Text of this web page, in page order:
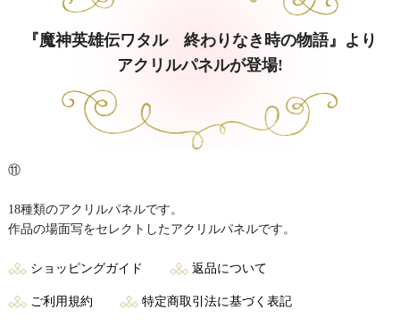
『魔神英雄伝ワタル 終わりなき時の物語』より
アクリルパネルが登場!
⑪
18種類のアクリルパネルです。
作品の場面写をセレクトしたアクリルパネルです。
ショッピングガイド 返品について
ご利用規約 特定商取引法に基づく表記